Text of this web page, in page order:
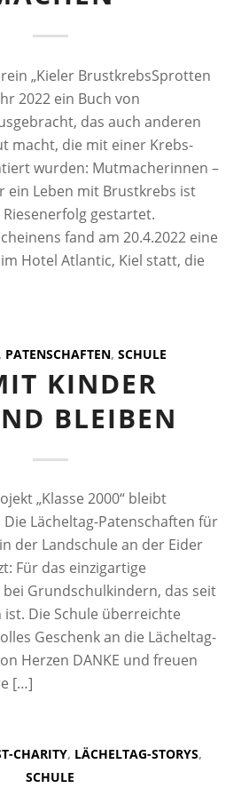
„Kieler BrustkrebsSprotten
2022 ein Buch von
das auch anderen
macht, die mit einer Krebs-
wurden: Mutmacherinnen –
ein Leben mit Brustkrebs ist
gestartet.
fand am 20.4.2022 eine
Hotel Atlantic, Kiel statt, die
PATENSCHAFTEN, SCHULE
KINDER
BLEIBEN
„Klasse 2000“ bleibt
Lächeltag-Patenschaften für
der Landschule an der Eider
Für das einzigartige
Grundschulkindern, das seit
ist. Die Schule überreichte
Geschenk an die Lächeltag-
Herzen DANKE und freuen
[…]
CHARITY, LÄCHELTAG-STORYS,
SCHULE